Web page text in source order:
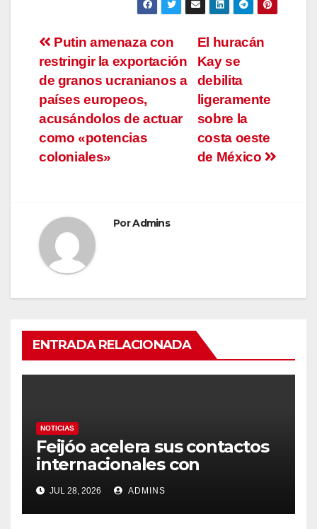
Navegación
de
entradas
El huracán
Kay se
debilita
ligeramente
sobre la
costa oeste
de México
Putin amenaza con
restringir la exportación
de granos ucranianos a
países europeos,
acusándolos de actuar
como «potencias
coloniales»
PorAdmins
ENTRADA RELACIONADA
NOTICIAS
Feijóo acelera sus contactos
internacionales con
Latinoamérica como socio
prioritario en su agenda de
gobierno
JUL 28, 2026 ADMINS